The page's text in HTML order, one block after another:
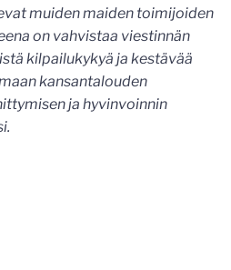
muiden maiden toimijoiden
on vahvistaa viestinnän
kilpailukykyä ja kestävää
kansantalouden
ja hyvinvoinnin